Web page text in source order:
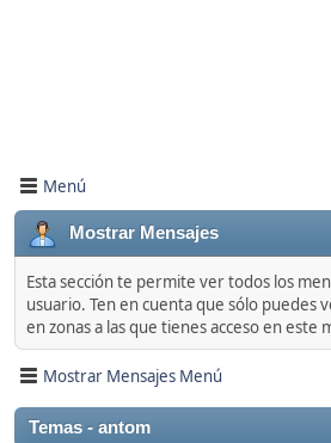
Menú
Mostrar Mensajes
Esta sección te permite ver todos los
usuario. Ten en cuenta que sólo puedes
en zonas a las que tienes acceso en este
Mostrar Mensajes Menú
Temas - antom